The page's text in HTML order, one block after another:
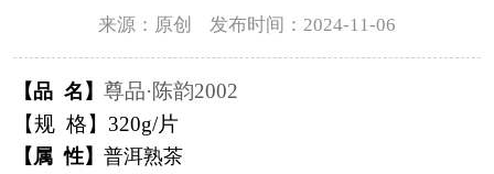
来源：原创 发布时间：2024-11-06
【品 名】 尊品·陈韵2002
【规 格】 320g/片
【属 性】 普洱熟茶